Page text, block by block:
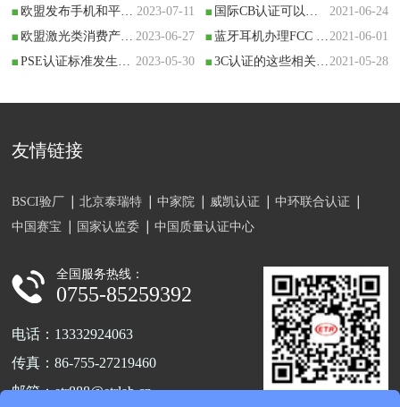
进入欧盟市
携
2023-07-11
​欧盟发布手机和平板电脑新能效标签要求
2023-06-27
欧盟激光类消费产品新标准将于2023年6月21日强制实行
2023-05-30
PSE认证标准发生了变化，产品需要出口日本的注意了
Information
2021-06-24
国际CB认证可以转成哪些认证？本文值得收藏！
2021-06-01
蓝牙耳机办理FCC ID认证干货来啦！
2021-05-28
3C认证的这些相关知识，您都了解多少？
友情链接
BSCI验厂 北京泰瑞特 中家院 威凯认证
中环联合认证
中国赛宝
国家认监委 中国质量认证中心
全国服务热线：
0755-85259392
电话：13332924063
传真：86-755-27219460
邮箱：etr888@etrlab.cn